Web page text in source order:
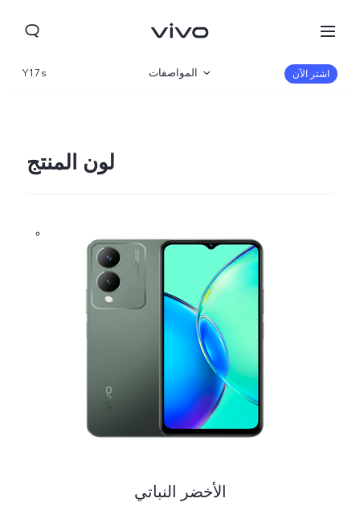
Y17s المواصفات اشتر الآن
لون المنتج
الأخضر النباتي